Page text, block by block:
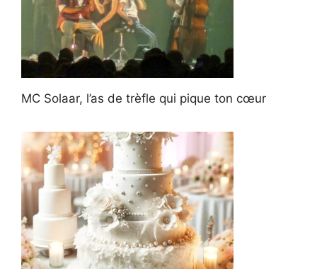
MC Solaar, l’as de trèfle qui pique ton cœur